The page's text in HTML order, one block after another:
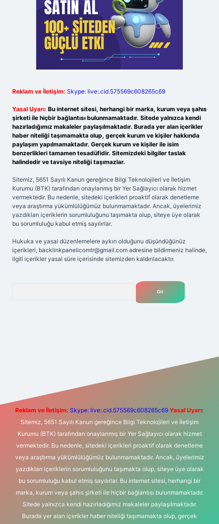
Reklam ve İletişim: Skype: live:.cid.575569c608265c69
Yasal Uyarı: Bu internet sitesi, herhangi bir marka, kurum veya şahıs
şirketi ile hiçbir bağlantısı bulunmamaktadır. Sitede yalnızca kendi
hazırladığımız makaleler paylaşılmaktadır. Burada yer alan içerikler
haber niteliği taşımamakta olup, gerçek kurum ve kişiler hakkında
paylaşım yapılmamaktadır. Gerçek kurum ve kişiler ile isim
benzerlikleri tamamen tesadüfidir. Sitemizdeki bilgiler taslak
halindedir ve tavsiye niteliği taşımazlar.
Sitemiz, 5651 Sayılı Kanun gereğince Bilgi Teknolojileri ve İletişim
Kurumu (BTK) tarafından onaylanmış bir Yer Sağlayıcı olarak hizmet
vermektedir. Bu nedenle, sitedeki içerikleri proaktif olarak denetleme
veya araştırma yükümlülüğümüz bulunmamaktadır. Ancak, üyelerimiz
yazdıkları içeriklerin sorumluluğunu taşımakta olup, siteye üye olarak
bu sorumluluğu kabul etmiş sayılırlar.
Hukuka ve yasal düzenlemelere aykırı olduğunu düşündüğünüz
içerikleri, backlinkpanelicomtr@gmail.com adresine bildirmeniz halinde,
ilgili içerikler yasal süre içerisinde sitemizden kaldırılacaktır.
m elexbet
Reklam ve İletişim: Skype: live:.cid.575569c608265c69 Yasal Uyarı:
Sitemiz, 5651 Sayılı Kanun gereğince Bilgi Teknolojileri ve İletişim
Kurumu (BTK) tarafından onaylanmış bir Yer Sağlayıcı olarak hizmet
vermektedir. Bu nedenle, sitedeki içerikleri proaktif olarak denetleme
veya araştırma yükümlülüğümüz bulunmamaktadır. Ancak, üyelerimiz
yazdıkları içeriklerin sorumluluğunu taşımakta olup, siteye üye olarak
bu sorumluluğu kabul etmiş sayılırlar. Bu internet sitesi, herhangi bir
marka, kurum veya şahıs şirketi ile hiçbir bağlantısı bulunmamaktadır.
Sitede yalnızca kendi hazırladığımız makaleler paylaşılmaktadır.
Burada yer alan içerikler haber niteliği taşımamakta olup, gerçek